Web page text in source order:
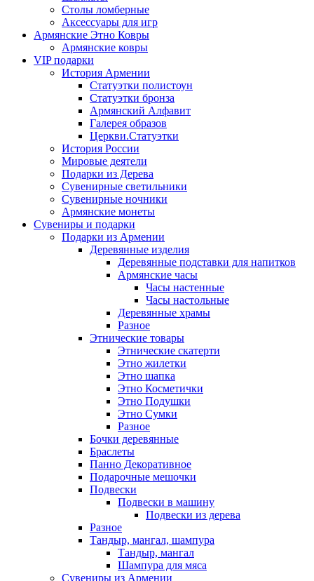
Столы ломберные
Аксессуары для игр
Армянские Этно Ковры
Армянские ковры
VIP подарки
История Армении
Статуэтки полистоун
Статуэтки бронза
Армянский Алфавит
Галерея образов
Церкви.Статуэтки
История России
Мировые деятели
Подарки из Дерева
Сувенирные светильники
Сувенирные ночники
Армянские монеты
Сувениры и подарки
Подарки из Армении
Деревянные изделия
Деревянные подставки для напитков
Армянские часы
Часы настенные
Часы настольные
Деревянные храмы
Разное
Этнические товары
Этнические скатерти
Этно жилетки
Этно шапка
Этно Косметички
Этно Подушки
Этно Сумки
Разное
Бочки деревянные
Браслеты
Панно Декоративное
Подарочные мешочки
Подвески
Подвески в машину
Подвески из дерева
Разное
Тандыр, мангал, шампура
Тандыр, мангал
Шампура для мяса
Сувениры из Армении